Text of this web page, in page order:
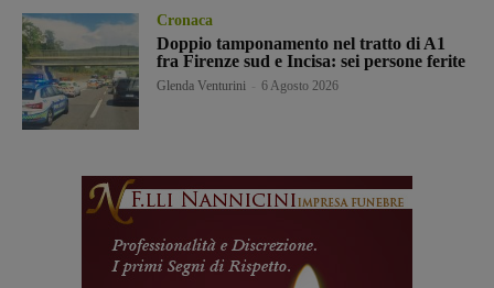
Cronaca
Doppio tamponamento nel tratto di A1
fra Firenze sud e Incisa: sei persone ferite
Glenda Venturini 6 Agosto 2026